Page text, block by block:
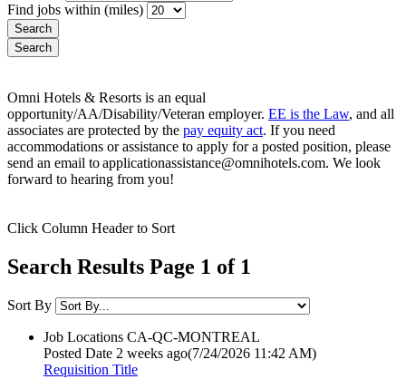
Find jobs within (miles)
Omni Hotels & Resorts is an equal
opportunity/AA/Disability/Veteran employer. EE is the Law, and all
associates are protected by the pay equity act. If you need
accommodations or assistance to apply for a posted position, please
send an email to applicationassistance@omnihotels.com. We look
forward to hearing from you!
Click Column Header to Sort
Search Results Page 1 of 1
Sort By
Job Locations CA-QC-MONTREAL
Posted Date 2 weeks ago(7/24/2026 11:42 AM)
Requisition Title